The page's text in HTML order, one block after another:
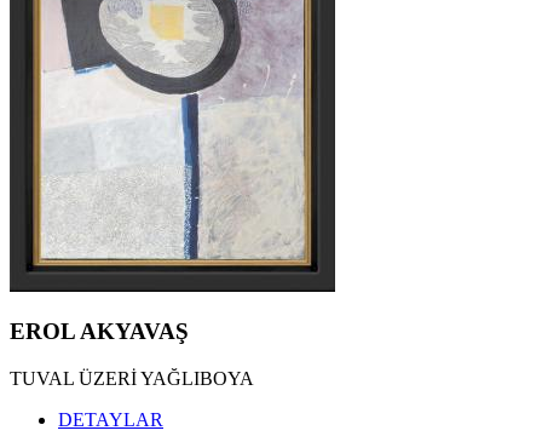
EROL AKYAVAŞ
TUVAL ÜZERİ YAĞLIBOYA
DETAYLAR